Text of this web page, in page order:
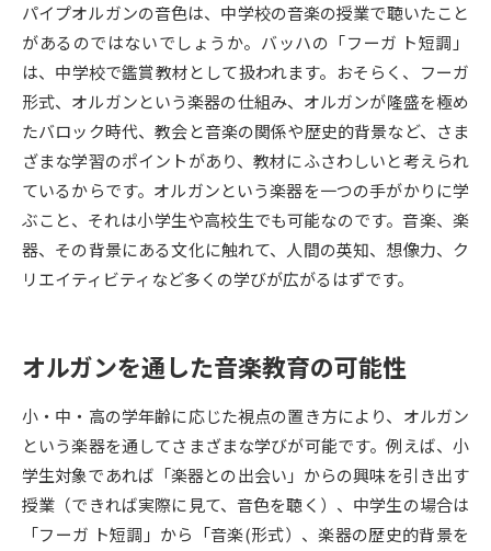
新学年スタート号特集ページ
（高3生用）
新学年スタート号特集ページ
（高2生用）
SELFBRAND特集ページ
オープンキャンパスなどを調べる
オープンキャンパス検索 実施プログラムから探す
来場型・Web型イベント特集 夢ナビライブ
受験準備 資料検索
志望校・出願校を調べる
併願校選び 受験スケジュールを立てよう
パイプオルガンの音色は、中学校の音楽の授業で聴いたこと
があるのではないでしょうか。バッハの「フーガ ト短調」
は、中学校で鑑賞教材として扱われます。おそらく、フーガ
形式、オルガンという楽器の仕組み、オルガンが隆盛を極め
たバロック時代、教会と音楽の関係や歴史的背景など、さま
ざまな学習のポイントがあり、教材にふさわしいと考えられ
ているからです。オルガンという楽器を一つの手がかりに学
ぶこと、それは小学生や高校生でも可能なのです。音楽、楽
器、その背景にある文化に触れて、人間の英知、想像力、ク
リエイティビティなど多くの学びが広がるはずです。
オルガンを通した音楽教育の可能性
小・中・高の学年齢に応じた視点の置き方により、オルガン
という楽器を通してさまざまな学びが可能です。例えば、小
学生対象であれば「楽器との出会い」からの興味を引き出す
授業（できれば実際に見て、音色を聴く）、中学生の場合は
「フーガ ト短調」から「音楽(形式）、楽器の歴史的背景を